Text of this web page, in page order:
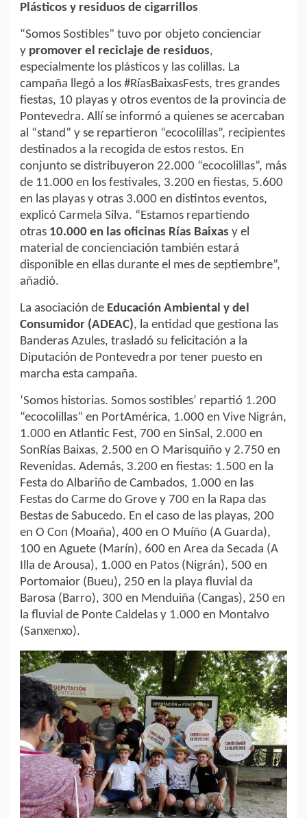
Plásticos y residuos de cigarrillos
“Somos Sostibles” tuvo por objeto concienciar
y promover el reciclaje de residuos,
especialmente los plásticos y las colillas. La
campaña llegó a los #RíasBaixasFests, tres grandes
fiestas, 10 playas y otros eventos de la provincia de
Pontevedra. Allí se informó a quienes se acercaban
al “stand” y se repartieron “ecocolillas”, recipientes
destinados a la recogida de estos restos. En
conjunto se distribuyeron 22.000 “ecocolillas”, más
de 11.000 en los festivales, 3.200 en fiestas, 5.600
en las playas y otras 3.000 en distintos eventos,
explicó Carmela Silva. “Estamos repartiendo
otras 10.000 en las oficinas Rías Baixas y el
material de concienciación también estará
disponible en ellas durante el mes de septiembre”,
añadió.
La asociación de Educación Ambiental y del
Consumidor (ADEAC), la entidad que gestiona las
Banderas Azules, trasladó su felicitación a la
Diputación de Pontevedra por tener puesto en
marcha esta campaña.
‘Somos historias. Somos sostibles’ repartió 1.200
“ecocolillas” en PortAmérica, 1.000 en Vive Nigrán,
1.000 en Atlantic Fest, 700 en SinSal, 2.000 en
SonRías Baixas, 2.500 en O Marisquiño y 2.750 en
Revenidas. Además, 3.200 en fiestas: 1.500 en la
Festa do Albariño de Cambados, 1.000 en las
Festas do Carme do Grove y 700 en la Rapa das
Bestas de Sabucedo. En el caso de las playas, 200
en O Con (Moaña), 400 en O Muíño (A Guarda),
100 en Aguete (Marín), 600 en Area da Secada (A
Illa de Arousa), 1.000 en Patos (Nigrán), 500 en
Portomaior (Bueu), 250 en la playa fluvial da
Barosa (Barro), 300 en Menduiña (Cangas), 250 en
la fluvial de Ponte Caldelas y 1.000 en Montalvo
(Sanxenxo).